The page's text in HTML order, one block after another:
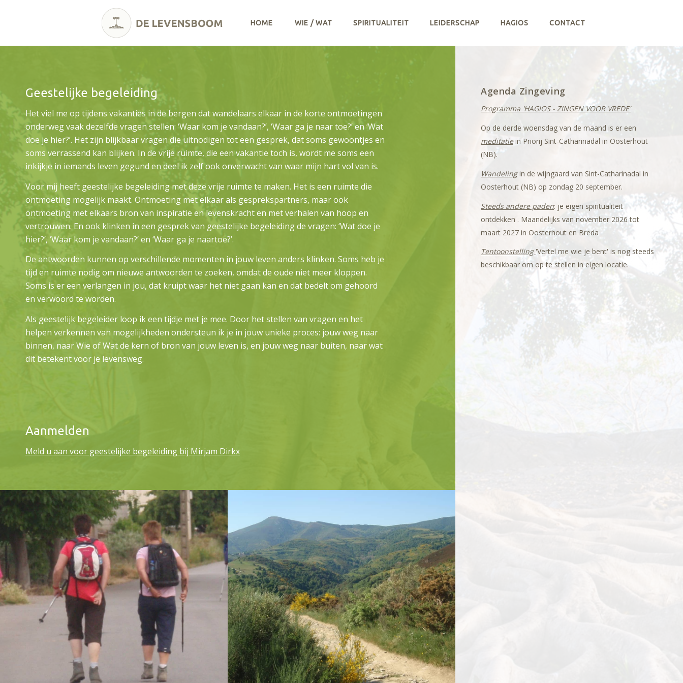
HOME WIE / WAT SPIRITUALITEIT LEIDERSCHAP HAGIOS CONTACT
Geestelijke begeleiding
Het viel me op tijdens vakanties in de bergen dat wandelaars elkaar in de korte ontmoetingen
onderweg vaak dezelfde vragen stellen: ‘Waar kom je vandaan?’, ‘Waar ga je naar toe?’ en ‘Wat
doe je hier?’. Het zijn blijkbaar vragen die uitnodigen tot een gesprek, dat soms gewoontjes en
soms verrassend kan blijken. In de vrije ruimte, die een vakantie toch is, wordt me soms een
inkijkje in iemands leven gegund en deel ik zelf ook onverwacht van waar mijn hart vol van is.
Voor mij heeft geestelijke begeleiding met deze vrije ruimte te maken. Het is een ruimte die
ontmoeting mogelijk maakt. Ontmoeting met elkaar als gesprekspartners, maar ook
ontmoeting met elkaars bron van inspiratie en levenskracht en met verhalen van hoop en
vertrouwen. En ook klinken in een gesprek van geestelijke begeleiding de vragen: ‘Wat doe je
hier?’, ‘Waar kom je vandaan?’ en ‘Waar ga je naartoe?’.
De antwoorden kunnen op verschillende momenten in jouw leven anders klinken. Soms heb je
tijd en ruimte nodig om nieuwe antwoorden te zoeken, omdat de oude niet meer kloppen.
Soms is er een verlangen in jou, dat kruipt waar het niet gaan kan en dat bedelt om gehoord
en verwoord te worden.
Als geestelijk begeleider loop ik een tijdje met je mee. Door het stellen van vragen en het
helpen verkennen van mogelijkheden ondersteun ik je in jouw unieke proces: jouw weg naar
binnen, naar Wie of Wat de kern of bron van jouw leven is, en jouw weg naar buiten, naar wat
dit betekent voor je levensweg.
Aanmelden
Meld u aan voor geestelijke begeleiding bij Mirjam Dirkx
Agenda Zingeving
Programma 'HAGIOS - ZINGEN VOOR VREDE'
Op de derde woensdag van de maand is er een
meditatiein Priorij Sint-Catharinadal in Oosterhout
(NB).
Wandelingin de wijngaard van Sint-Catharinadal in
Oosterhout (NB) op zondag 20 september.
Steeds andere paden: je eigen spiritualiteit
ontdekken . Maandelijks van november 2026 tot
maart 2027 in Oosterhout en Breda
Tentoonstelling 'Vertel me wie je bent' is nog steeds
beschikbaar om op te stellen in eigen locatie.